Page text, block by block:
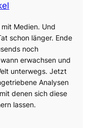
Medien. Und
schon länger. Ende
noch
erwachsen und
unterwegs. Jetzt
Analysen
denen sich diese
lassen.